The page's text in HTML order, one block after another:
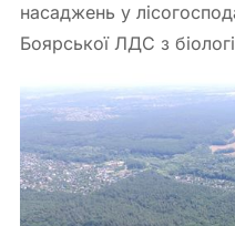
насаджень у
Боярської ЛДС з